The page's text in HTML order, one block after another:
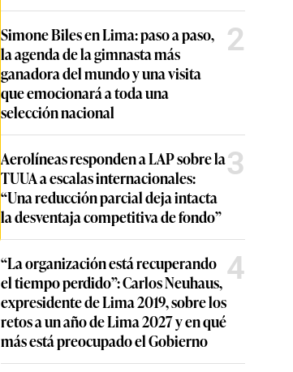
Simone Biles en Lima: paso a paso,
la agenda de la gimnasta más
ganadora del mundo y una visita
que emocionará a toda una
selección nacional
2
Aerolíneas responden a LAP sobre la
TUUA a escalas internacionales:
“Una reducción parcial deja intacta
la desventaja competitiva de fondo”
3
“La organización está recuperando
el tiempo perdido”: Carlos Neuhaus,
expresidente de Lima 2019, sobre los
retos a un año de Lima 2027 y en qué
más está preocupado el Gobierno
4